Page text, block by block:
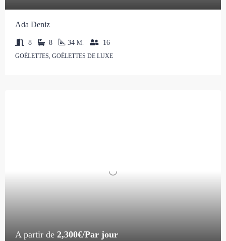
Ada Deniz
8 8 34 M. 16
GOÉLETTES, GOÉLETTES DE LUXE
A partir de 2,300€/Par jour